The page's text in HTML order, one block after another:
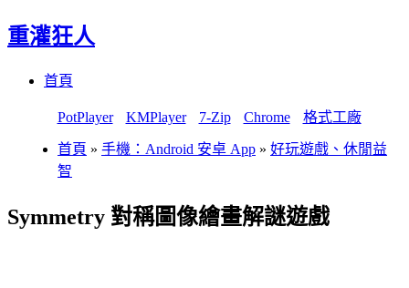
重灌狂人
首頁
PotPlayer KMPlayer 7-Zip Chrome 格式工廠
首頁 » 手機：Android 安卓 App » 好玩遊戲、休閒益
智
Symmetry 對稱圖像繪畫解謎遊戲